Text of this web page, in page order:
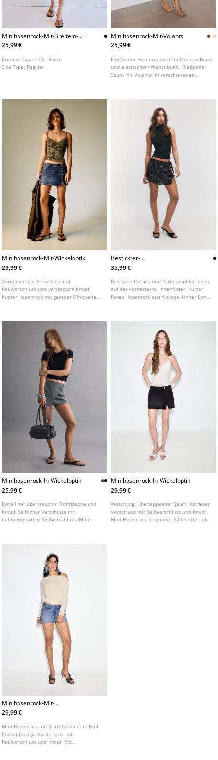
Minihosenrock-Mit-Breitem-
Bund
25,99 €
Product_Type_Split: Röcke
Size Type: Regular
Minihosenrock-Mit-Volants
25,99 €
Fließender Hosenrock mit halbhohem Bund
und elastischem Wabenbund. Fließender
Saum mit Volants. In verschiedenen
Minihosenrock-Mit-Wickeloptik
29,99 €
Vorderseitiger Verschluss mit
Reißverschluss und versetztem Knopf.
Kurzer Hosenrock mit gerader Silhouette
überkreuztem Saum.
Bestickter-
Minipareohosenrock
35,99 €
Bestickte Details und Perlenapplikationen
auf der Vorderseite. Innenfutter. Kurzer
Pareo Hosenrock aus Viskose. Hoher Bund.
Minihosenrock-In-Wickeloptik
25,99 €
Detail mit überkreuzter Frontklappe und
Knopf. Seitlicher Verschluss mit
nahtverdecktem Reißverschluss. Mini
Minihosenrock-In-Wickeloptik
29,99 €
Waschung. Überlappender Saum. Vorderer
Verschluss mit Reißverschluss und Knopf.
Mini Hosenrock in gerader Silhouette mit
Minihosenrock-Mit-
Hammerschlaufendetail
29,99 €
Mini Hosenrock mit Gürtelschlaufen. Fünf
Pocket Design. Vorderseite mit
Reißverschluss und Knopf. Mit